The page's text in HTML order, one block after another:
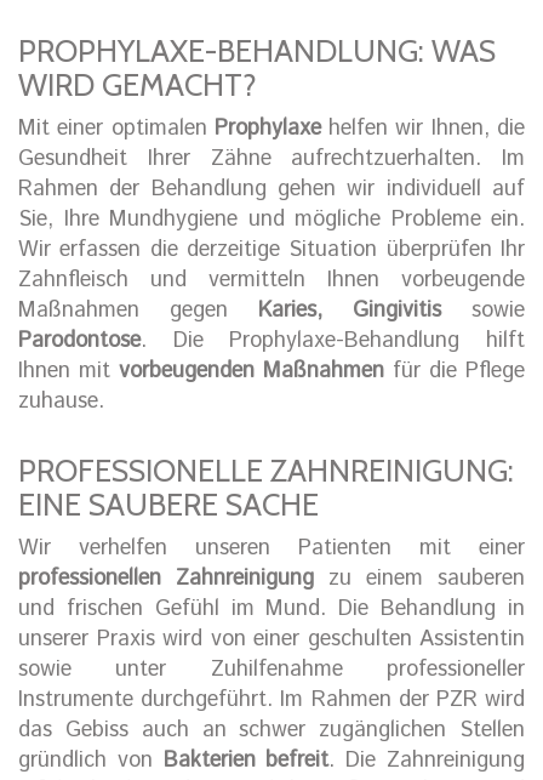
PROPHYLAXE-BEHANDLUNG: WAS
WIRD GEMACHT?
Mit einer optimalen Prophylaxehelfen wir Ihnen, die
Gesundheit Ihrer Zähne aufrechtzuerhalten. Im
Rahmen der Behandlung gehen wir individuell auf
Sie, Ihre Mundhygiene und mögliche Probleme ein.
Wir erfassen die derzeitige Situation überprüfen Ihr
Zahnfleisch und vermitteln Ihnen vorbeugende
Maßnahmen gegen Karies, Gingivitissowie
Parodontose. Die Prophylaxe-Behandlung hilft
Ihnen mit vorbeugenden Maßnahmen für die Pflege
zuhause.
PROFESSIONELLE ZAHNREINIGUNG:
EINE SAUBERE SACHE
Wir verhelfen unseren Patienten mit einer
professionellen Zahnreinigung zu einem sauberen
und frischen Gefühl im Mund. Die Behandlung in
unserer Praxis wird von einer geschulten Assistentin
sowie unter Zuhilfenahme professioneller
Instrumente durchgeführt. Im Rahmen der PZR wird
das Gebiss auch an schwer zugänglichen Stellen
gründlich von Bakterien befreit. Die Zahnreinigung